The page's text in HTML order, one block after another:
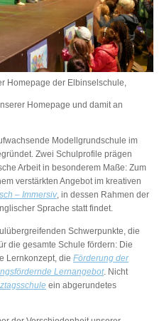
Homepage der Elbinselschule,
Homepage und damit an
Modellgrundschule im
Zwei Schulprofile prägen
Arbeit in besonderem Maße: Zum
verstärkten Angebot im kreativen
– Immersiv, in dessen Rahmen der
Sprache statt findet.
Schwerpunkte, die
die gesamte Schule fördern: Die
Lernkonzept, die Förderung der
Lernangebot. Nicht
ein abgerundetes